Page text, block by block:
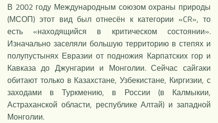
В 2002 году Международным союзом охраны природы
(МСОП) этот вид был отнесён к категории «CR», то
есть «находящийся в критическом состоянии».
Изначально заселяли большую территорию в степях и
полупустынях Евразии от подножия Карпатских гор и
Кавказа до Джунгарии и Монголии. Сейчас сайгаки
обитают только в Казахстане, Узбекистане, Киргизии, с
заходами в Туркмению, в России (в Калмыкии,
Астраханской области, республике Алтай) и западной
Монголии.